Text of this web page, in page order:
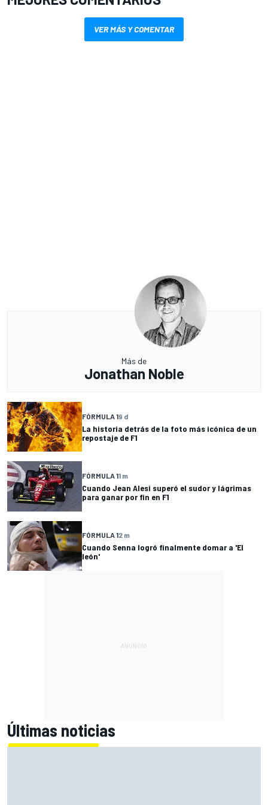
VER MÁS Y COMENTAR
Más de
Jonathan Noble
FÓRMULA 19 d
La historia detrás de la foto más icónica de un
repostaje de F1
FÓRMULA 11 m
Cuando Jean Alesi superó el sudor y lágrimas
para ganar por fin en F1
FÓRMULA 12 m
Cuando Senna logró finalmente domar a 'El
león'
Últimas noticias